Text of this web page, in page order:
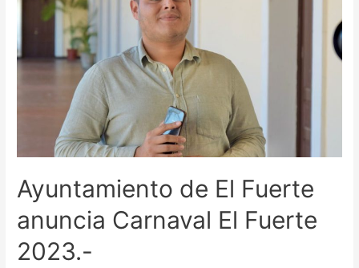
Ayuntamiento de El Fuerte
anuncia Carnaval El Fuerte
2023.-